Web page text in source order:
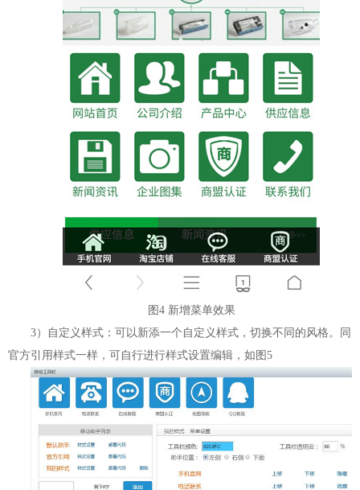
图4 新增菜单效果
3）自定义样式：可以新添一个自定义样式，切换不同的风格。同
官方引用样式一样，可自行进行样式设置编辑，如图5